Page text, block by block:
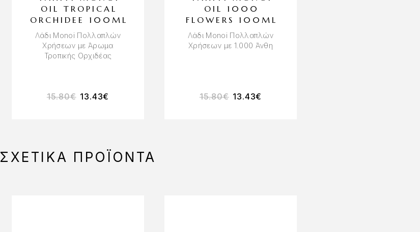
OIL TROPICAL
ORCHIDEE 100ML
Λάδι Monoi Πολλαπλών
Χρήσεων με Άρωμα
Τροπικής Ορχιδέας
15.80€ 13.43€
OIL 1000
FLOWERS 100ML
Λάδι Monoi Πολλαπλών
Χρήσεων με 1.000 Άνθη
15.80€ 13.43€
ΣΧΕΤΙΚΆ ΠΡΟΪΌΝΤΑ